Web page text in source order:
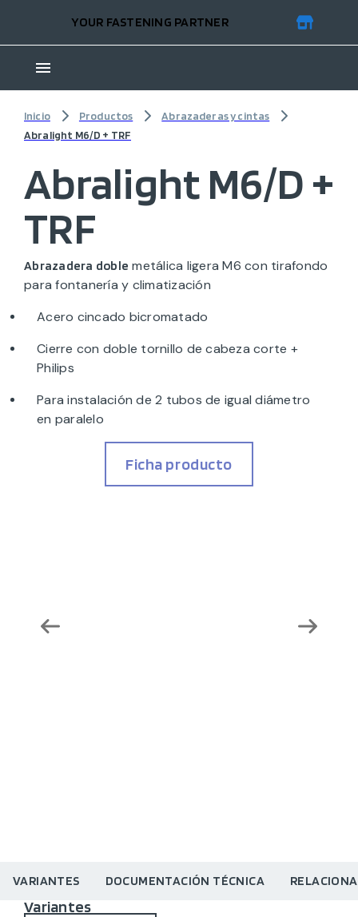
YOUR FASTENING PARTNER
Inicio Productos
Abrazaderas y cintas
Abralight M6/D + TRF
Abralight M6/D +
TRF
Abrazadera doble metálica ligera M6 con tirafondo
para fontanería y climatización
Acero cincado bicromatado
Cierre con doble tornillo de cabeza corte +
Philips
Para instalación de 2 tubos de igual diámetro
en paralelo
Ficha producto
VARIANTES DOCUMENTACIÓN TÉCNICA
Variantes